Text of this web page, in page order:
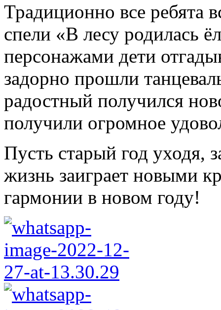
Традиционно все ребята
спели «В лесу родилась
персонажами дети
задорно прошли
радостный получился
получили огромное
Пусть старый год уходя,
жизнь заиграет новыми
гармонии в новом году!